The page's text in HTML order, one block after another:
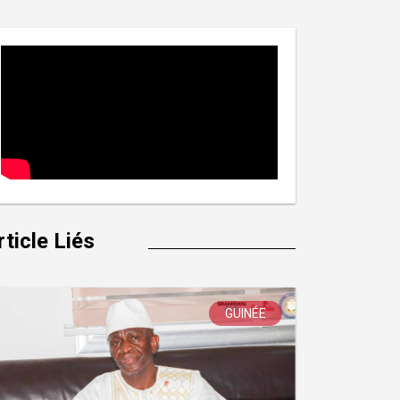
Liés
GUINÉE